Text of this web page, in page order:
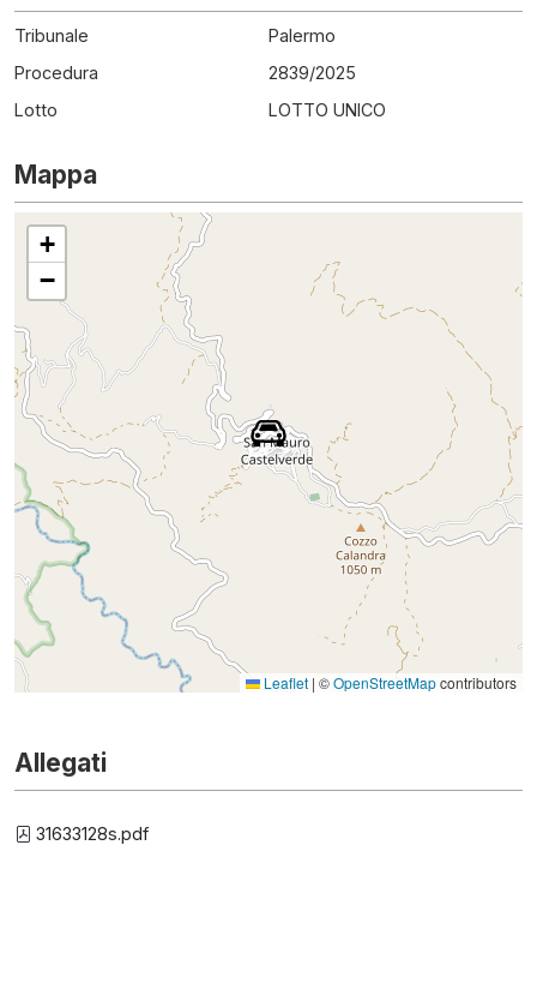
Tribunale
Palermo
Procedura
2839/2025
Lotto
LOTTO UNICO
Mappa
+
−
Leaflet | ©OpenStreetMapcontributors
Allegati
31633128s.pdf